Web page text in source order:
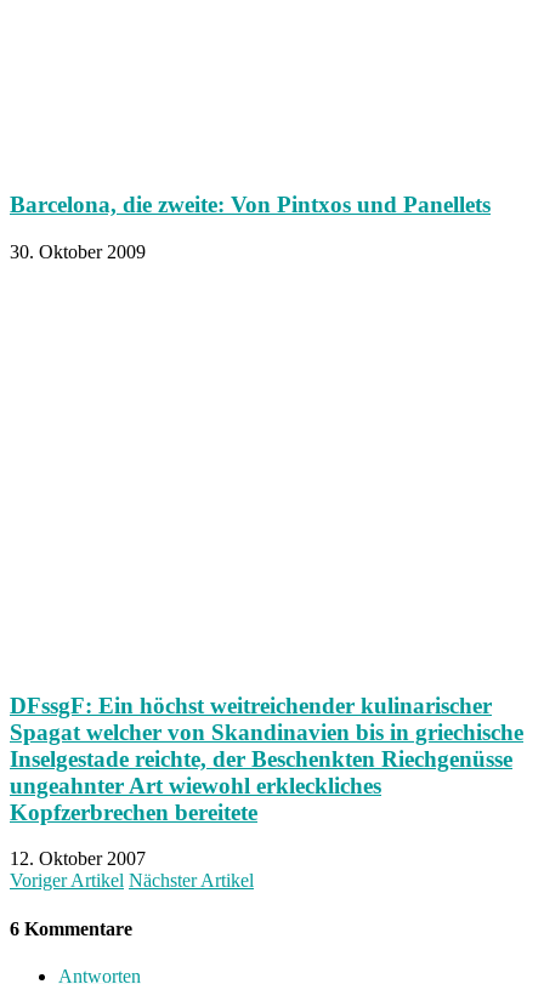
Barcelona, die zweite: Von Pintxos und Panellets
30. Oktober 2009
DFssgF: Ein höchst weitreichender kulinarischer
Spagat welcher von Skandinavien bis in griechische
Inselgestade reichte, der Beschenkten Riechgenüsse
ungeahnter Art wiewohl erkleckliches
Kopfzerbrechen bereitete
12. Oktober 2007
Voriger Artikel Nächster Artikel
6 Kommentare
Antworten